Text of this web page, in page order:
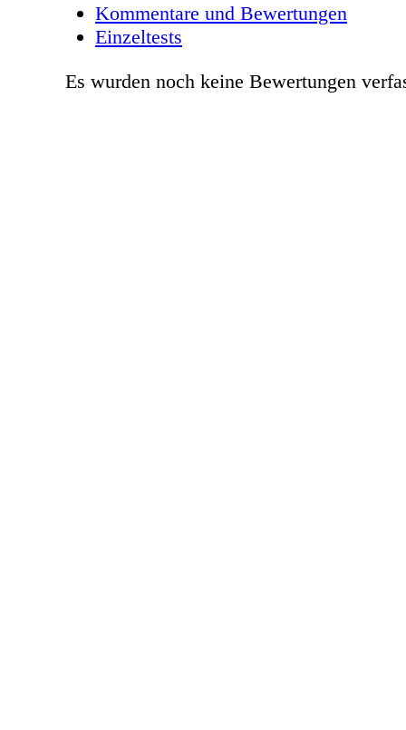
Kommentare und Bewertungen
Einzeltests
Es wurden noch keine Bewertungen